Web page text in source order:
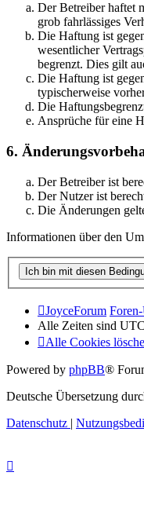
Der Betreiber haftet
grob fahrlässiges
Die Haftung ist
wesentlicher
begrenzt. Dies gilt
Die Haftung ist
typischerweise
Die
Ansprüche für eine
6.
Der Betreiber ist
Der Nutzer ist
Die Änderungen
Informationen über den
JoyceForum
Alle Zeiten sind
Alle Cookies
Powered by phpBB®
Deutsche Übersetzung
Datenschutz |